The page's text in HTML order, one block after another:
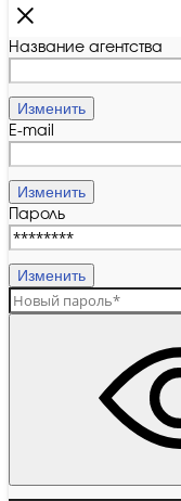
Название агентства
Изменить
E-mail
Изменить
Пароль
Изменить